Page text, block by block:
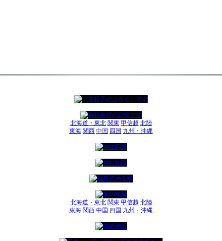
北海道・東北 関東 甲信越 北陸
東海 関西 中国 四国 九州・沖縄
北海道・東北 関東 甲信越 北陸
東海 関西 中国 四国 九州・沖縄